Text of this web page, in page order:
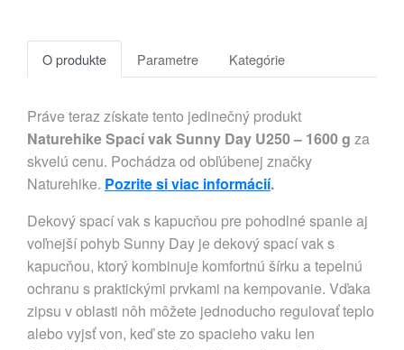
O produkte Parametre Kategórie
Práve teraz získate tento jedinečný produkt
Naturehike Spací vak Sunny Day U250 – 1600 g za
skvelú cenu. Pochádza od obľúbenej značky
Naturehike. Pozrite si viac informácií.
Dekový spací vak s kapucňou pre pohodlné spanie aj
voľnejší pohyb Sunny Day je dekový spací vak s
kapucňou, ktorý kombinuje komfortnú šírku a tepelnú
ochranu s praktickými prvkami na kempovanie. Vďaka
zipsu v oblasti nôh môžete jednoducho regulovať teplo
alebo vyjsť von, keď ste zo spacieho vaku len